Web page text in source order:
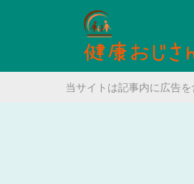
当サイトは記事内に広告を